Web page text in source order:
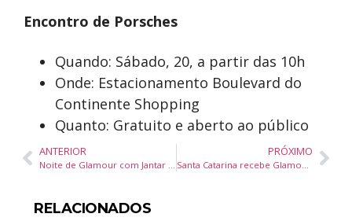
Encontro de Porsches
Quando: Sábado, 20, a partir das 10h
Onde: Estacionamento Boulevard do
Continente Shopping
Quanto: Gratuito e aberto ao público
ANTERIOR
Noite de Glamour com Jantar de Gala
PRÓXIMO
Santa Catarina recebe Glamour Beauty Show e se firma como polo da beleza no Brasil
RELACIONADOS